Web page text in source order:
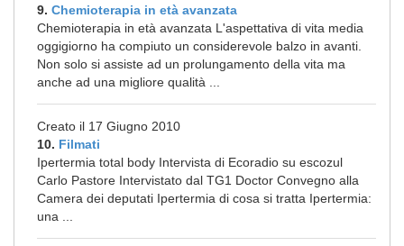
9. Chemioterapia in età avanzata
Chemioterapia in età avanzata L'aspettativa di vita media
oggigiorno ha compiuto un considerevole balzo in avanti.
Non solo si assiste ad un prolungamento della vita ma
anche ad una migliore qualità ...
Creato il 17 Giugno 2010
10. Filmati
Ipertermia total body Intervista di Ecoradio su escozul
Carlo Pastore Intervistato dal TG1 Doctor Convegno alla
Camera dei deputati Ipertermia di cosa si tratta Ipertermia:
una ...